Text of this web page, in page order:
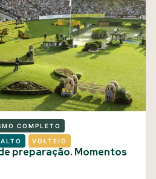
COMPLETO
VOLTEIO
preparação. Momentos